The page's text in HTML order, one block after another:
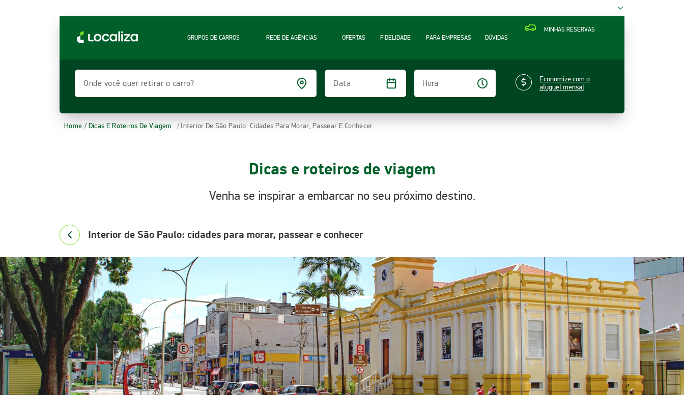
MINHAS RESERVAS
GRUPOS DE CARROS
REDE DE AGÊNCIAS OFERTAS FIDELIDADE PARA EMPRESAS DÚVIDAS
Onde você quer retirar o carro? Data
Hora
Economize com o
aluguel mensal
Home / Dicas E Roteiros De Viagem / Interior De São Paulo: Cidades Para Morar, Passear E Conhecer
Dicas e roteiros de viagem
Venha se inspirar a embarcar no seu próximo destino.
Interior de São Paulo: cidades para morar, passear e conhecer